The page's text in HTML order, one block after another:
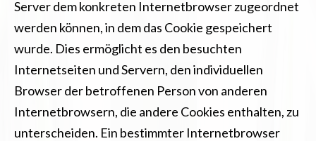
Server dem konkreten Internetbrowser zugeordnet
werden können, in dem das Cookie gespeichert
wurde. Dies ermöglicht es den besuchten
Internetseiten und Servern, den individuellen
Browser der betroffenen Person von anderen
Internetbrowsern, die andere Cookies enthalten, zu
unterscheiden. Ein bestimmter Internetbrowser